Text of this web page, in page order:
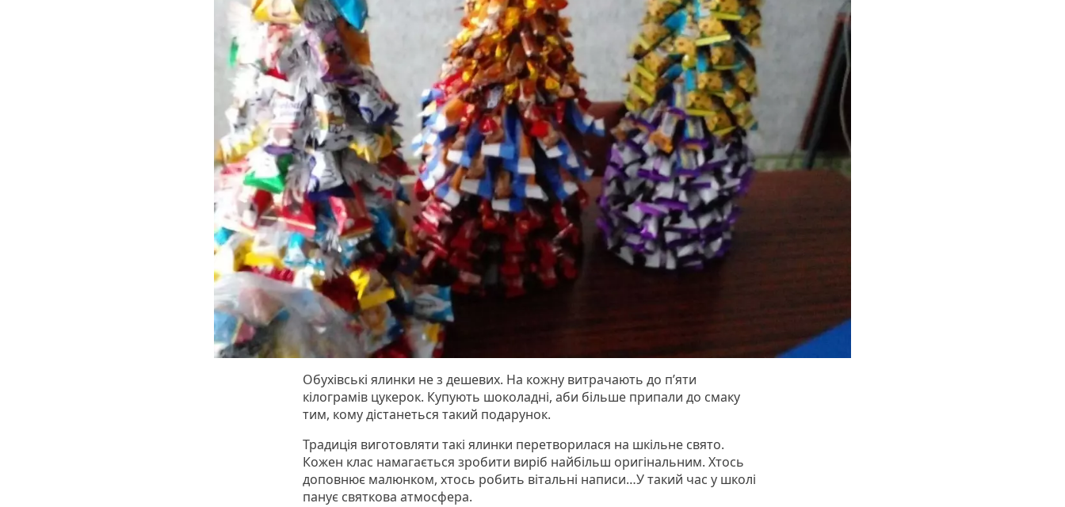
Обухівські ялинки не з дешевих. На кожну витрачають до п’яти
кілограмів цукерок. Купують шоколадні, аби більше припали до смаку
тим, кому дістанеться такий подарунок.
Традиція виготовляти такі ялинки перетворилася на шкільне свято.
Кожен клас намагається зробити виріб найбільш оригінальним. Хтось
доповнює малюнком, хтось робить вітальні написи…У такий час у школі
панує святкова атмосфера.